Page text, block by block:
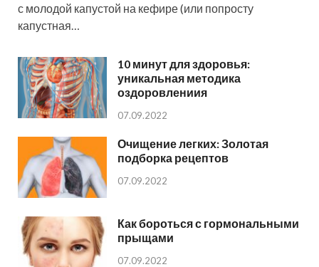
с молодой капустой на кефире (или попросту
капустная…
10 минут для здоровья:
уникальная методика
оздоровлениия
07.09.2022
Очищение легких: Золотая
подборка рецептов
07.09.2022
Как бороться с гормональными
прыщами
07.09.2022